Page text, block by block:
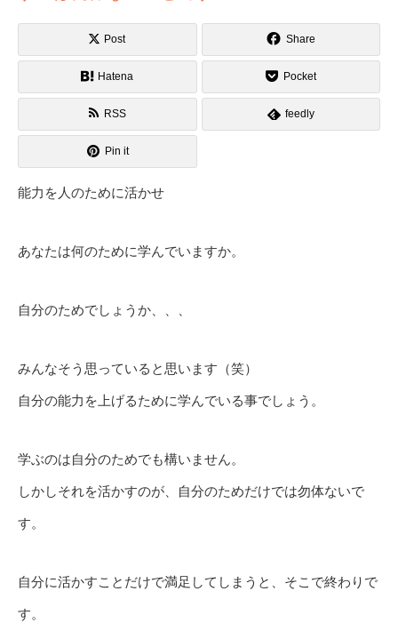
Post Share
Hatena Pocket
RSS feedly
Pin it
能力を人のために活かせ
あなたは何のために学んでいますか。
自分のためでしょうか、、、
みんなそう思っていると思います（笑）
自分の能力を上げるために学んでいる事でしょう。
学ぶのは自分のためでも構いません。
しかしそれを活かすのが、自分のためだけでは勿体ないで
す。
自分に活かすことだけで満足してしまうと、そこで終わりで
す。